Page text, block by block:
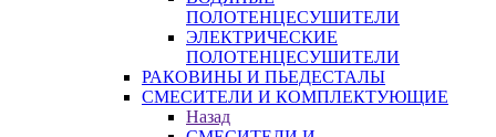
ПОЛОТЕНЦЕСУШИТЕЛИ
ЭЛЕКТРИЧЕСКИЕ
ПОЛОТЕНЦЕСУШИТЕЛИ
РАКОВИНЫ И ПЬЕДЕСТАЛЫ
СМЕСИТЕЛИ И КОМПЛЕКТУЮЩИЕ
Назад